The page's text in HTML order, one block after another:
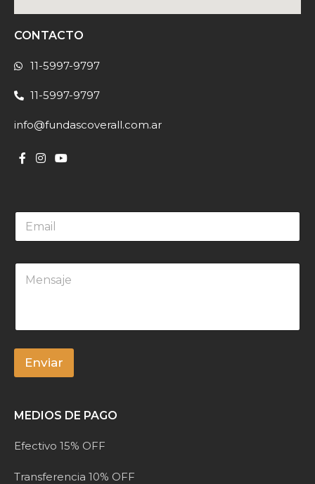
CONTACTO
11-5997-9797
11-5997-9797
info@fundascoverall.com.ar
E
a
M
e
Enviar
t
r
n
MEDIOS DE PAGO
Efectivo 15% OFF
Transferencia 10% OFF